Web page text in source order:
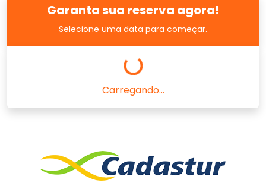
Garanta sua reserva agora!
Selecione uma data para começar.
Carregando...